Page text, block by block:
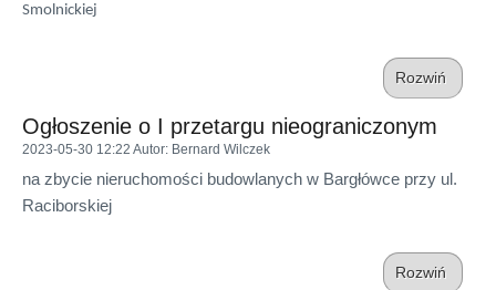
Smolnickiej
Rozwiń
Ogłoszenie o I przetargu nieograniczonym
2023-05-30 12:22 Autor: Bernard Wilczek
na zbycie nieruchomości budowlanych w Bargłówce przy ul.
Raciborskiej
Rozwiń